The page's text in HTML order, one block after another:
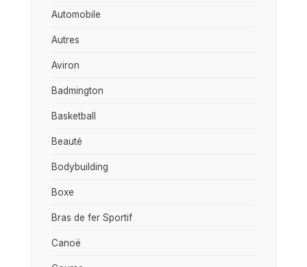
Automobile
Autres
Aviron
Badmington
Basketball
Beauté
Bodybuilding
Boxe
Bras de fer Sportif
Canoë